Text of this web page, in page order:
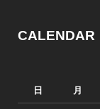
CALENDAR
日 月